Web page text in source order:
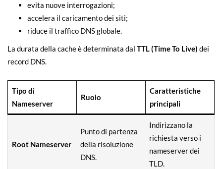
evita nuove interrogazioni;
accelera il caricamento dei siti;
riduce il traffico DNS globale.
La durata della cache è determinata dal TTL (Time To Live) dei
record DNS.
Tipo di
Nameserver
Ruolo
Caratteristiche
principali
Root Nameserver
Punto di partenza
della risoluzione
DNS.
Indirizzano la
richiesta verso i
nameserver dei
TLD.